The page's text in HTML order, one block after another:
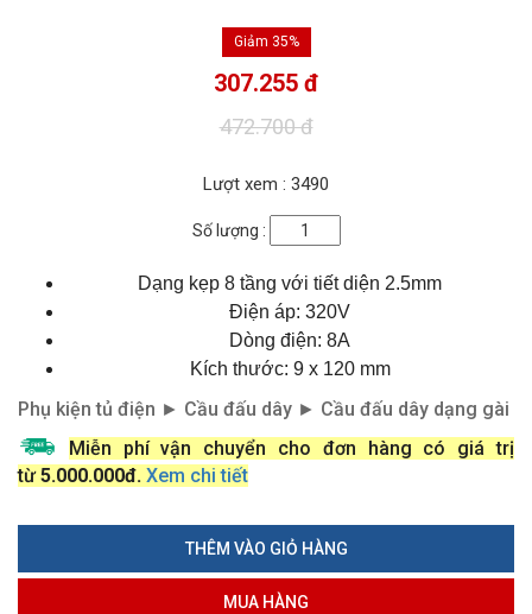
Giảm 35%
307.255 đ
472.700 đ
Lượt xem : 3490
Số lượng :
Dạng kẹp 8 tầng với tiết diện 2.5mm
Điện áp: 320V
Dòng điện: 8A
Kích thước: 9 x 120 mm
Phụ kiện tủ điện ► Cầu đấu dây ► Cầu đấu dây dạng gài
Miễn phí vận chuyển cho đơn hàng có giá trị
từ5.000.000đ. Xem chi tiết
THÊM VÀO GIỎ HÀNG
MUA HÀNG